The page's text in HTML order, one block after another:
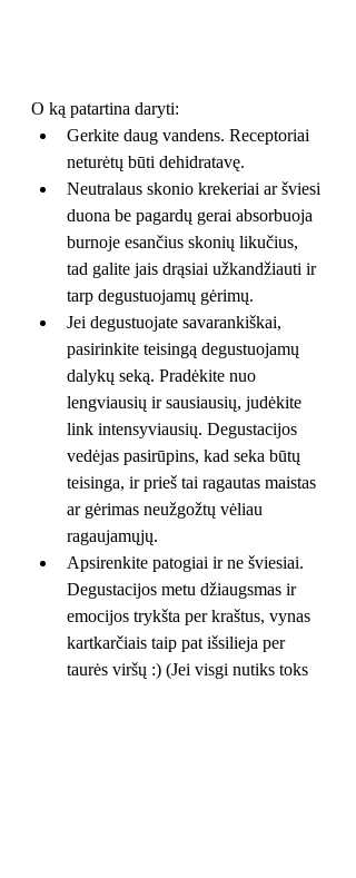
O ką patartina daryti:
Gerkite daug vandens. Receptoriai
neturėtų būti dehidratavę.
Neutralaus skonio krekeriai ar šviesi
duona be pagardų gerai absorbuoja
burnoje esančius skonių likučius,
tad galite jais drąsiai užkandžiauti ir
tarp degustuojamų gėrimų.
Jei degustuojate savarankiškai,
pasirinkite teisingą degustuojamų
dalykų seką. Pradėkite nuo
lengviausių ir sausiausių, judėkite
link intensyviausių. Degustacijos
vedėjas pasirūpins, kad seka būtų
teisinga, ir prieš tai ragautas maistas
ar gėrimas neužgožtų vėliau
ragaujamųjų.
Apsirenkite patogiai ir ne šviesiai.
Degustacijos metu džiaugsmas ir
emocijos trykšta per kraštus, vynas
kartkarčiais taip pat išsilieja per
taurės viršų :) (Jei visgi nutiks toks